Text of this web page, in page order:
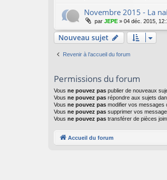
Novembre 2015 - La
par JEPE » 04 déc. 2015,
Nouveau sujet
Revenir à l’accueil du forum
Permissions du forum
Vous ne pouvez pas publier de nouveaux
Vous ne pouvez pas répondre aux sujets
Vous ne pouvez pas modifier vos messages
Vous ne pouvez pas supprimer vos
Vous ne pouvez pas transférer de pièces
Accueil du forum